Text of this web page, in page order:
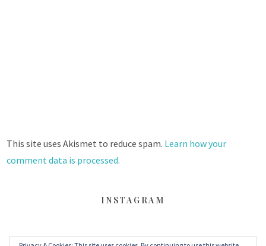
This site uses Akismet to reduce spam. Learn how your
comment data is processed.
INSTAGRAM